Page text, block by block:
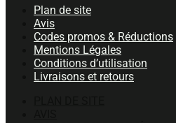
Plan de site
Avis
Codes promos & Réductions
Mentions Légales
Conditions d’utilisation
Livraisons et retours